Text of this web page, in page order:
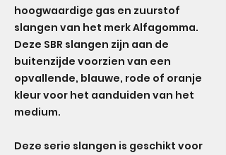
hoogwaardige gas en zuurstof
slangen van het merk Alfagomma.
Deze SBR slangen zijn aan de
buitenzijde voorzien van een
opvallende, blauwe, rode of oranje
kleur voor het aanduiden van het
medium.
Deze serie slangen is geschikt voor